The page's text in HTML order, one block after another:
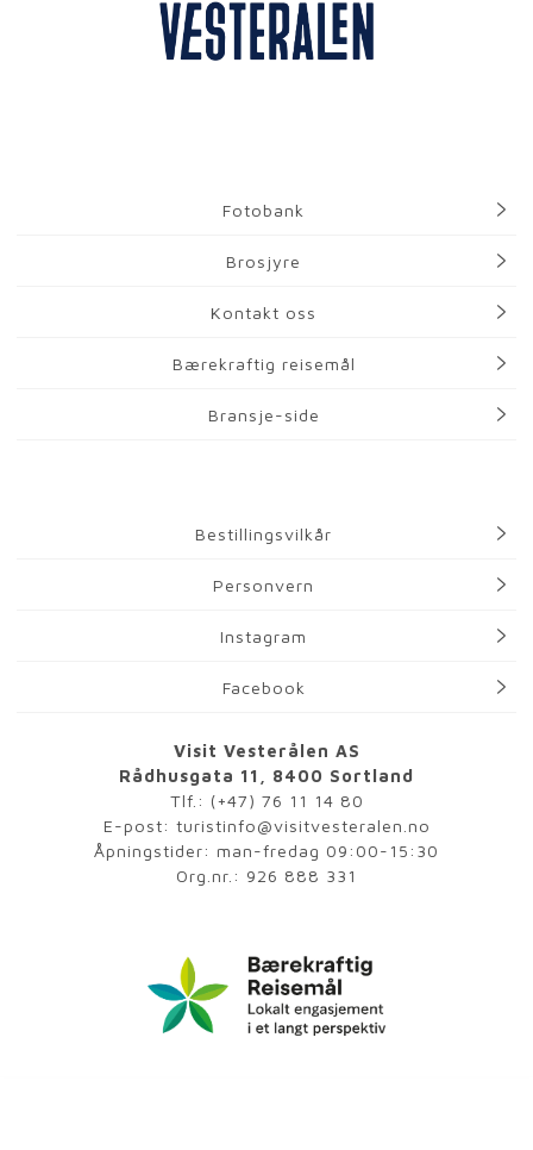
Fotobank
Brosjyre
Kontakt oss
Bærekraftig reisemål
Bransje-side
Bestillingsvilkår
Personvern
Instagram
Facebook
Visit Vesterålen AS
Rådhusgata 11, 8400 Sortland
Tlf.: (+47) 76 11 14 80
E-post: turistinfo@visitvesteralen.no
Åpningstider: man-fredag 09:00-15:30
Org.nr.: 926 888 331